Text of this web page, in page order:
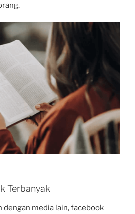
Terbanyak
dengan media lain, facebook